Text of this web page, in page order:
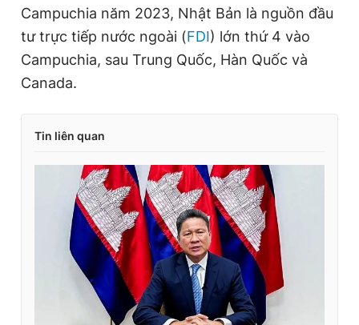
Campuchia năm 2023, Nhật Bản là nguồn đầu
tư trực tiếp nước ngoài (FDI) lớn thứ 4 vào
Campuchia, sau Trung Quốc, Hàn Quốc và
Canada.
Tin liên quan